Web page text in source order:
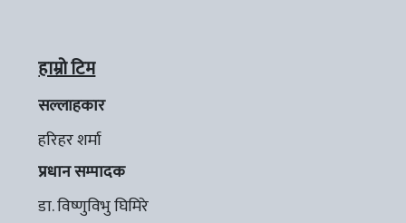
हाम्रो टिम
सल्लाहकार
हरिहर शर्मा
प्रधान सम्पादक
डा. विष्णुविभु घिमिरे